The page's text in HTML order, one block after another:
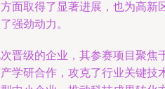
面取得了显著进展，也为高新
强劲动力。
晋级的企业，其参赛项目聚焦
学研合作，攻克了行业关键技